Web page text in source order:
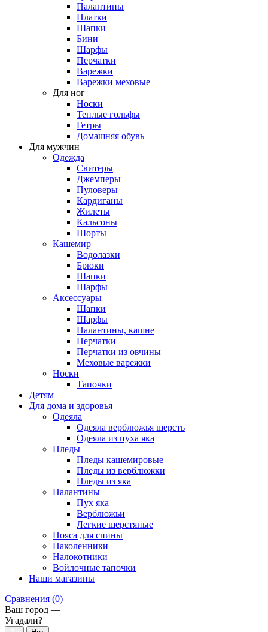
Палантины
Платки
Шапки
Бини
Шарфы
Перчатки
Варежки
Варежки меховые
Для ног
Носки
Теплые гольфы
Гетры
Домашняя обувь
Для мужчин
Одежда
Свитеры
Джемперы
Пуловеры
Кардиганы
Жилеты
Кальсоны
Шорты
Кашемир
Водолазки
Брюки
Шапки
Шарфы
Аксессуары
Шапки
Шарфы
Палантины, кашне
Перчатки
Перчатки из овчины
Меховые варежки
Носки
Тапочки
Детям
Для дома и здоровья
Одеяла
Одеяла верблюжья шерсть
Одеяла из пуха яка
Пледы
Пледы кашемировые
Пледы из верблюжки
Пледы из яка
Палантины
Пух яка
Верблюжьи
Легкие шерстяные
Пояса для спины
Наколенники
Налокотники
Войлочные тапочки
Наши магазины
Сравнения (0)
Ваш город —
Угадали?